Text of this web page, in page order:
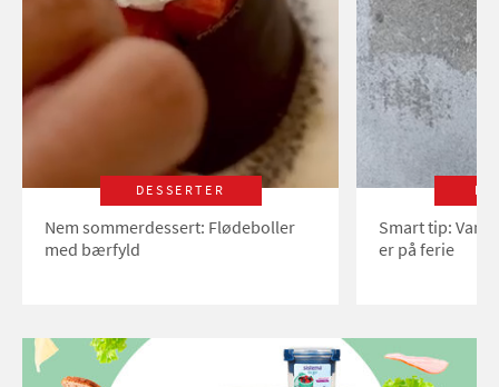
DESSERTER
Nem sommerdessert: Flødeboller
med bærfyld
Smart tip:
er på ferie